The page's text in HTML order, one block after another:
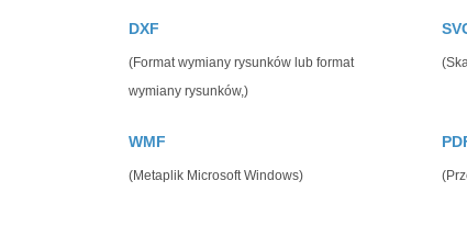
DXF
(Format wymiany rysunków lub format
wymiany rysunków,)
WMF
(Metaplik Microsoft Windows)